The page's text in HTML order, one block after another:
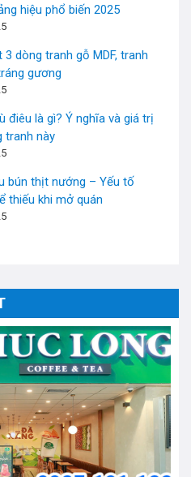
hiệu phổ biến 2025
3 dòng tranh gỗ MDF, tranh
gương
điêu là gì? Ý nghĩa và giá trị
tranh này
bún thịt nướng – Yếu tố
thiếu khi mở quán